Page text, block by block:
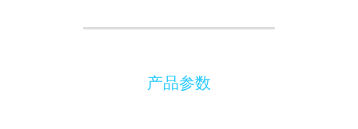
产品参数